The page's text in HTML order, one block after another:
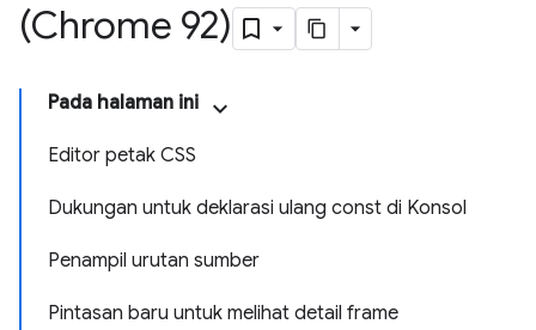
(Chrome 92)
Pada halaman ini
Editor petak CSS
Dukungan untuk deklarasi ulang const di Konsol
Penampil urutan sumber
Pintasan baru untuk melihat detail frame